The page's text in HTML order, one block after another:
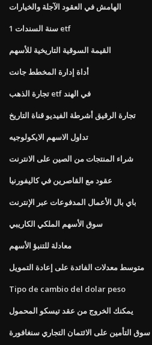
الهامش في العقود الآجلة والخيارات
1 سنة السندات etf
القيمة السوقية التاريخية للأسهم
أداة إدارة المخطط جانت
تجارة الذهب etf في الهند
تجارة الرقيق أشرطة الفيديو قناة التاريخ
تداول الاسهم الايكولوجيه
شراء المنتجات من الصين على الانترنت
عقود مع القاصرين في كاليفورنيا
باي بال الأعمال المدفوعات عبر الإنترنت
سوق الأسهم الملكي الكاريبي
معادلة للتنبؤ الأسهم
متوسط ​​معدلات الفائدة على إعادة التمويل
Tipo de cambio del dolar peso
يمكنك الخروج من عقد تيسكو المحمول
سوق التأمين على الائتمان التجاري سنغافورة